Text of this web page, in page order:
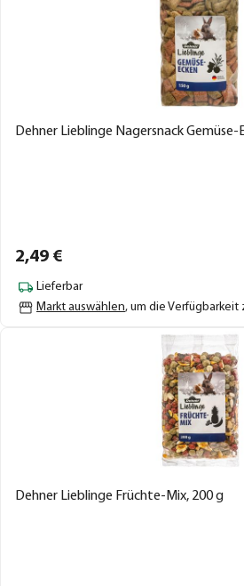
Dehner Lieblinge Nagersnack Gemüse-
2,49 €
Lieferbar
Markt auswählen, um die Verfügbarkeit
Dehner Lieblinge Früchte-Mix, 200 g